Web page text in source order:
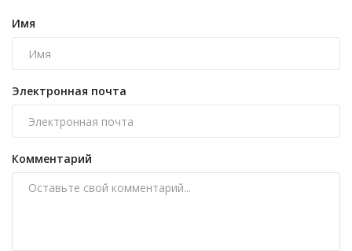
Имя
Электронная почта
Комментарий